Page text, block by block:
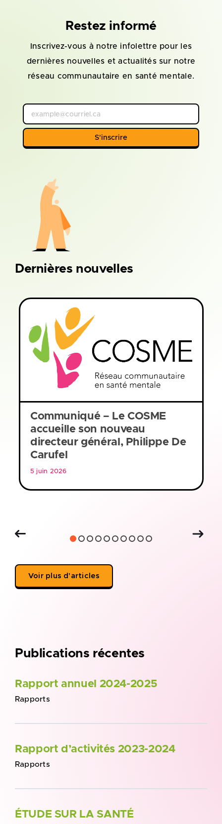
Restez informé
Inscrivez-vous à notre infolettre pour les
dernières nouvelles et actualités sur notre
réseau communautaire en santé mentale.
Dernières nouvelles
Communiqué – Le COSME
accueille son nouveau
directeur général, Philippe De
Carufel
5 juin 2026
Voir plus d’articles
Publications récentes
Rapport annuel 2024-2025
Rapports
Rapport d’activités 2023-2024
Rapports
ÉTUDE SUR LA SANTÉ